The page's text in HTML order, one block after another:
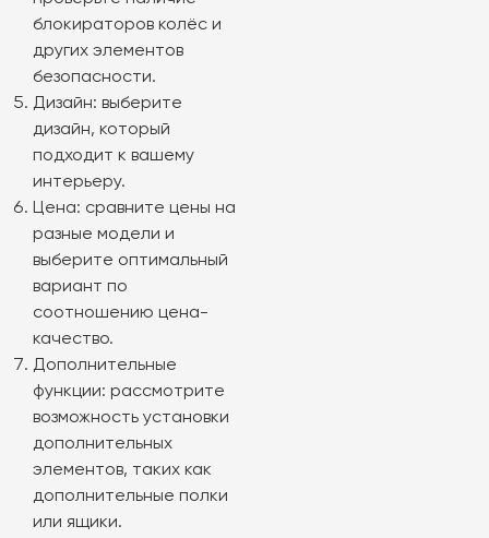
блокираторов колёс и
других элементов
безопасности.
Дизайн: выберите
дизайн, который
подходит к вашему
интерьеру.
Цена: сравните цены на
разные модели и
выберите оптимальный
вариант по
соотношению цена-
качество.
Дополнительные
функции: рассмотрите
возможность установки
дополнительных
элементов, таких как
дополнительные полки
или ящики.